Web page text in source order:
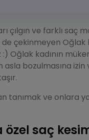
çılgın ve farklı
çekinmeyen Oğlak
Oğlak kadının
asla bozulmasına
tanımak ve onlara
özel saç